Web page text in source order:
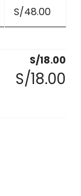
S/48.00
S/18.00
S/18.00